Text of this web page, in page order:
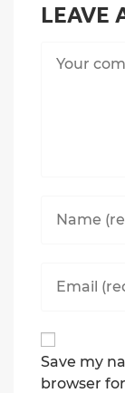
LEAVE
your
username
your
to
comment
Save my
browser